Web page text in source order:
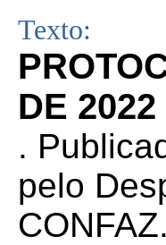
Texto:
DE 2022
.
pelo
CONFAZ.